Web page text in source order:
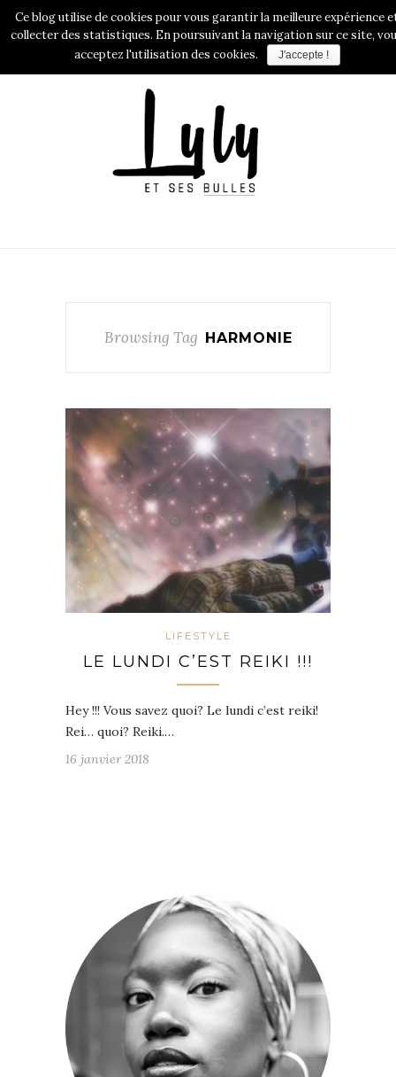
Browsing Tag HARMONIE
LIFESTYLE
LE LUNDI C’EST REIKI !!!
Hey !!! Vous savez quoi? Le lundi c’est reiki!
Rei… quoi? Reiki.…
16 janvier 2018
Ce blog utilise de cookies pour vous garantir la meilleure expérience
collecter des statistiques. En poursuivant la navigation sur ce site,
acceptez l'utilisation des cookies.
J'accepte !